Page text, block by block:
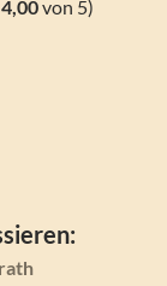
4,00von 5)